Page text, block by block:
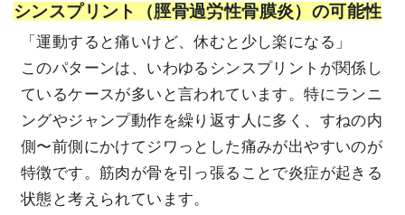
シンスプリント（脛骨過労性骨膜炎）の可能性
「運動すると痛いけど、休むと少し楽になる」
このパターンは、いわゆるシンスプリントが関係し
ているケースが多いと言われています。特にランニ
ングやジャンプ動作を繰り返す人に多く、すねの内
側〜前側にかけてジワっとした痛みが出やすいのが
特徴です。筋肉が骨を引っ張ることで炎症が起きる
状態と考えられています。